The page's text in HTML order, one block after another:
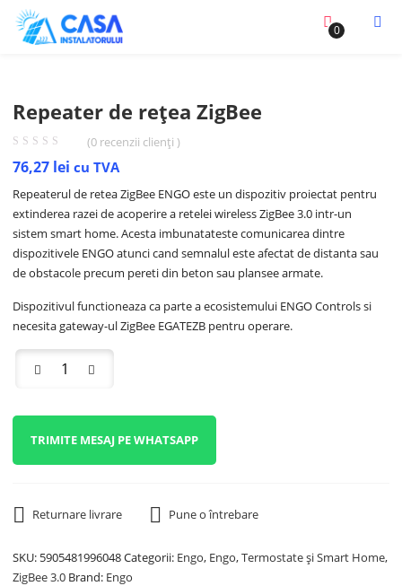
0
Repeater de rețea ZigBee
(0 recenzii clienți )
76,27 lei cu TVA
Repeaterul de retea ZigBee ENGO este un dispozitiv proiectat pentru
extinderea razei de acoperire a retelei wireless ZigBee 3.0 intr-un
sistem smart home. Acesta imbunatateste comunicarea dintre
dispozitivele ENGO atunci cand semnalul este afectat de distanta sau
de obstacole precum pereti din beton sau plansee armate.
Dispozitivul functioneaza ca parte a ecosistemului ENGO Controls si
necesita gateway-ul ZigBee EGATEZB pentru operare.
TRIMITE MESAJ PE WHATSAPP
Returnare livrare Pune o întrebare
SKU: 5905481996048Categorii: Engo, Engo,Termostate și Smart Home,
ZigBee 3.0 Brand: Engo